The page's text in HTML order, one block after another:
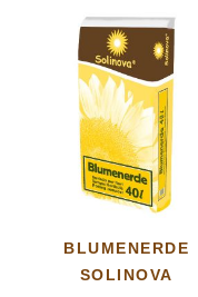
BLUMENERDE
SOLINOVA